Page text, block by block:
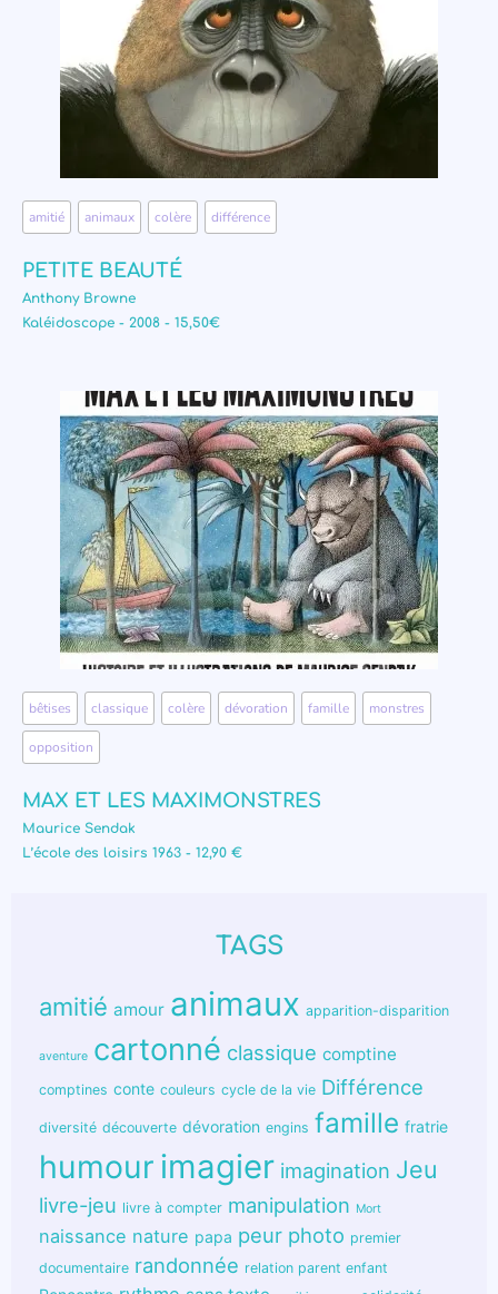
amitié animaux colère différence
PETITE BEAUTÉ
Anthony Browne
Kaléidoscope - 2008 - 15,50€
bêtises classique colère dévoration famille monstres
opposition
MAX ET LES MAXIMONSTRES
Maurice Sendak
L’école des loisirs 1963 - 12,90 €
TAGS
amitié amour animaux apparition-disparition
aventure cartonné classique comptine
comptines conte couleurs cycle de la vie Différence
diversité découverte dévoration engins famille fratrie
humour imagier imagination Jeu
livre-jeu livre à compter manipulation Mort
naissance nature papa peur photo premier
documentaire randonnée relation parent enfant